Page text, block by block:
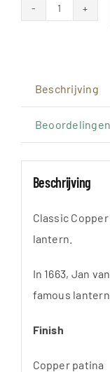
Jan
1663
aantal
Beschrijving
Beschrijving
Classic
lantern.
In 1663, Jan
famous lantern.
Finish
Copper patina